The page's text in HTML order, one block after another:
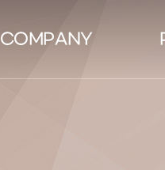
COMPANY